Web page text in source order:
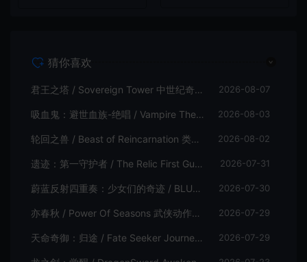
猜你喜欢
君王之塔 / Sovereign Tower 中世纪奇幻模拟RPG游戏 2026-08-07
吸血鬼：避世血族-绝唱 / Vampire The Masquerade Swansong 2026-08-03
轮回之兽 / Beast of Reincarnation 类魂硬核动作RPG游戏 2026-08-02
遗迹：第一守护者 / The Relic First Guardian 类魂动作RPG游戏 2026-07-31
蔚蓝反射四重奏：少女们的奇迹 / BLUE REFLECTION Quartet 卡通回合制RPG游戏 2026-07-30
亦春秋 / Power Of Seasons 武侠动作ARPG游戏 2026-07-29
天命奇御：归途 / Fate Seeker Journey 肉鸽动作RPG游戏 2026-07-29